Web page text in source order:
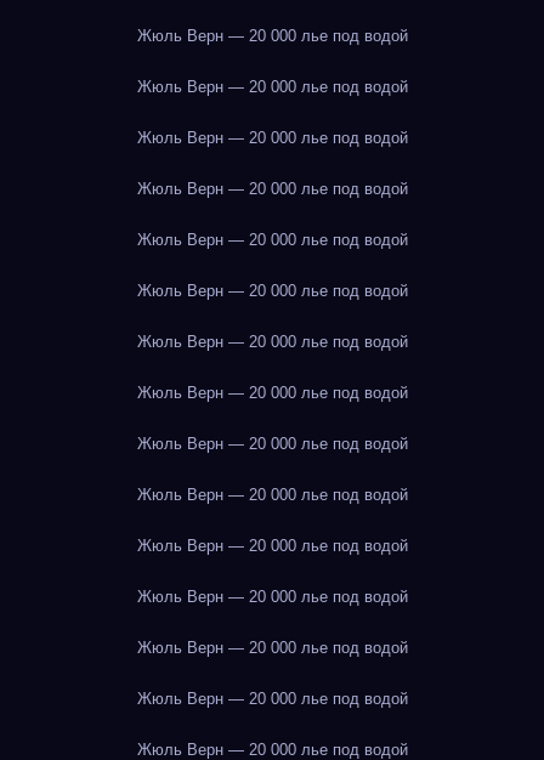
Жюль Верн — 20 000 лье под водой
Жюль Верн — 20 000 лье под водой
Жюль Верн — 20 000 лье под водой
Жюль Верн — 20 000 лье под водой
Жюль Верн — 20 000 лье под водой
Жюль Верн — 20 000 лье под водой
Жюль Верн — 20 000 лье под водой
Жюль Верн — 20 000 лье под водой
Жюль Верн — 20 000 лье под водой
Жюль Верн — 20 000 лье под водой
Жюль Верн — 20 000 лье под водой
Жюль Верн — 20 000 лье под водой
Жюль Верн — 20 000 лье под водой
Жюль Верн — 20 000 лье под водой
Жюль Верн — 20 000 лье под водой